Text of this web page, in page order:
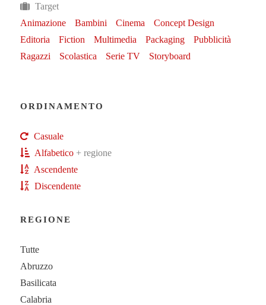
Target
Animazione
Bambini Cinema
Concept Design
Editoria
Fiction Multimedia Packaging
Pubblicità
Ragazzi
Scolastica Serie TV Storyboard
ORDINAMENTO
Casuale
Alfabetico + regione
Ascendente
Discendente
REGIONE
Tutte
Abruzzo
Basilicata
Calabria